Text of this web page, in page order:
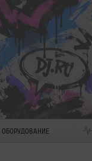
ОБОРУДОВАНИЕ